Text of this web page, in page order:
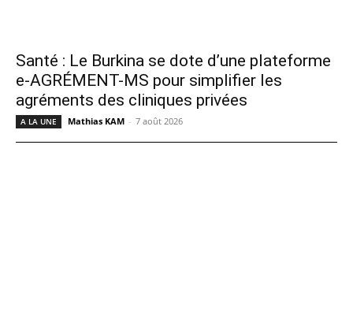
Santé : Le Burkina se dote d’une plateforme
e-AGRÉMENT-MS pour simplifier les
agréments des cliniques privées
A LA UNE Mathias KAM - 7 août 2026